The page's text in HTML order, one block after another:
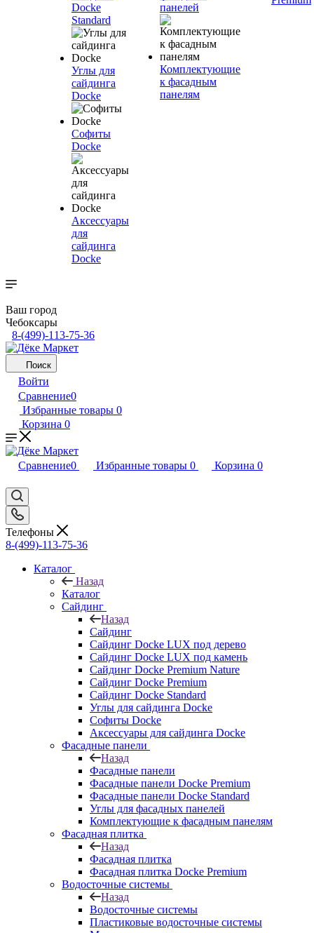
Docke
Standard
Углы для
сайдинга
Docke
Софиты
Docke
Аксессуары
для
сайдинга
Docke
панелей
Комплектующие
к фасадным
панелям
Ваш город
Чебоксары
8-(499)-113-75-36
Поиск
Войти
Сравнение0
Избранные товары 0
Корзина 0
Сравнение0 Избранные товары 0 Корзина 0
Телефоны
8-(499)-113-75-36
Каталог
Назад
Каталог
Сайдинг
Назад
Сайдинг
Сайдинг Docke LUX под дерево
Сайдинг Docke LUX под камень
Сайдинг Docke Premium Nature
Сайдинг Docke Premium
Сайдинг Docke Standard
Углы для сайдинга Docke
Софиты Docke
Аксессуары для сайдинга Docke
Фасадные панели
Назад
Фасадные панели
Фасадные панели Docke Premium
Фасадные панели Docke Standard
Углы для фасадных панелей
Комплектующие к фасадным панелям
Фасадная плитка
Назад
Фасадная плитка
Фасадная плитка Docke Premium
Водосточные системы
Назад
Водосточные системы
Пластиковые водосточные системы